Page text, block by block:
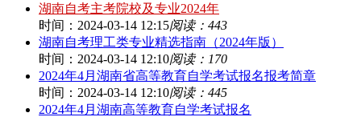
湖南自考主考院校及专业2024年
时间：2024-03-14 12:15阅读：443
湖南自考理工类专业精选指南（2024年版）
时间：2024-03-14 12:10阅读：170
2024年4月湖南省高等教育自学考试报名报考简章
时间：2024-03-14 12:10阅读：445
2024年4月湖南高等教育自学考试报名